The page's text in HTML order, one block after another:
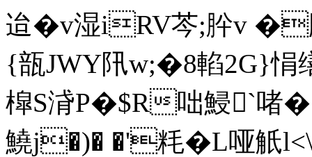
迨�v湿iRV芩;肸v
{瓿JWY阠w;�8輡2G}悁
槹S浳P�$R咄 鮼`啫
鱙j�)� �'粍�L哑觗